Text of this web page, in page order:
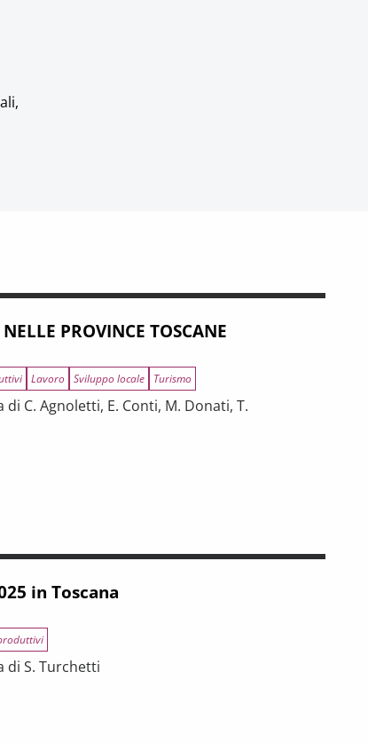
riforme, digitalizzazione e modelli organizzativi
PROVINCE TOSCANE
Lavoro Sviluppo locale Turismo
C. Agnoletti, E. Conti, M. Donati, T.
in Toscana
di S. Turchetti